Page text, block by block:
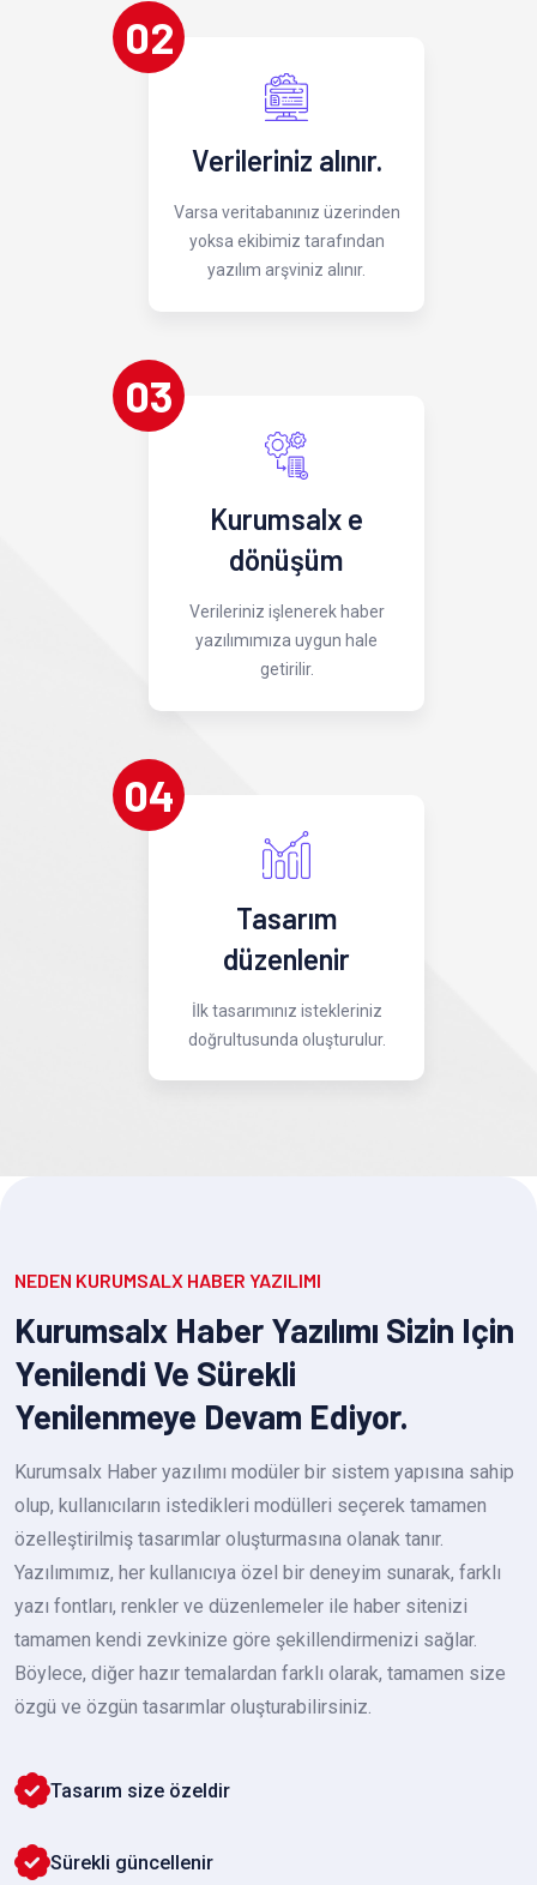
02
Verileriniz alınır.
Varsa veritabanınız üzerinden
yoksa ekibimiz tarafından
yazılım arşviniz alınır.
03
Kurumsalx e
dönüşüm
Verileriniz işlenerek haber
yazılımımıza uygun hale
getirilir.
04
Tasarım
düzenlenir
İlk tasarımınız istekleriniz
doğrultusunda oluşturulur.
NEDEN KURUMSALX HABER YAZILIMI
Kurumsalx Haber Yazılımı Sizin Için
Yenilendi Ve Sürekli
Yenilenmeye Devam Ediyor.
Kurumsalx Haber yazılımı modüler bir sistem yapısına sahip
olup, kullanıcıların istedikleri modülleri seçerek tamamen
özelleştirilmiş tasarımlar oluşturmasına olanak tanır.
Yazılımımız, her kullanıcıya özel bir deneyim sunarak, farklı
yazı fontları, renkler ve düzenlemeler ile haber sitenizi
tamamen kendi zevkinize göre şekillendirmenizi sağlar.
Böylece, diğer hazır temalardan farklı olarak, tamamen size
özgü ve özgün tasarımlar oluşturabilirsiniz.
Tasarım size özeldir
Sürekli güncellenir